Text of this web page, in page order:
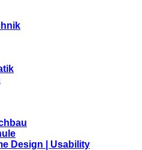
Design | Usability